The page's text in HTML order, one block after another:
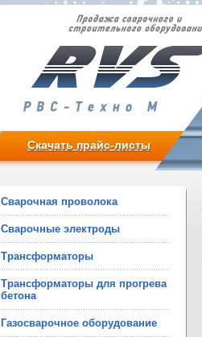
Скачать прайс-листы
Сварочная проволока
Сварочные электроды
Трансформаторы
Трансформаторы для прогрева
бетона
Газосварочное оборудование